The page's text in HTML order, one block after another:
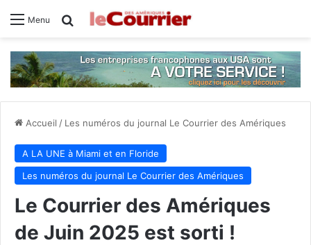
Menu Rechercher
Accueil / Les numéros du journal Le Courrier des Amériques
A LA UNE à Miami et en Floride
Les numéros du journal Le Courrier des Amériques
Le Courrier des Amériques
de Juin 2025 est sorti !